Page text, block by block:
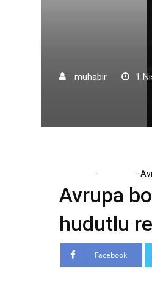
muhabir 1
- -
Avrupa
hudutlu
Facebook